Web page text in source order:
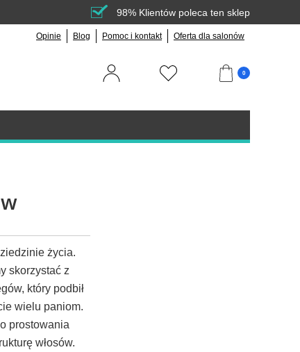
98% Klientów poleca ten sklep
Opinie Blog Pomoc i kontakt Oferta dla salonów
0
życia.
skorzystać z
który podbił
wielu paniom.
prostowania
włosów.